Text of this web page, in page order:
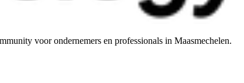
voor ondernemers en professionals in Maasmechelen.